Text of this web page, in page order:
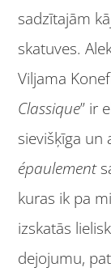
sadzītajām
skatuves.
Viljama
Classique” ir
sievišķīga un
épaulement
kuras ik pa
izskatās
dejojumu,